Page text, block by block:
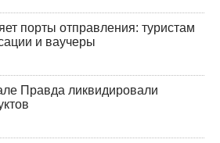
порты отправления: туристам
и ваучеры
Правда ликвидировали